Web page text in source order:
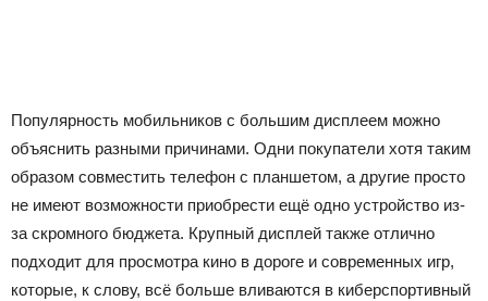
Популярность мобильников с большим дисплеем можно
объяснить разными причинами. Одни покупатели хотя таким
образом совместить телефон с планшетом, а другие просто
не имеют возможности приобрести ещё одно устройство из-
за скромного бюджета. Крупный дисплей также отлично
подходит для просмотра кино в дороге и современных игр,
которые, к слову, всё больше вливаются в киберспортивный